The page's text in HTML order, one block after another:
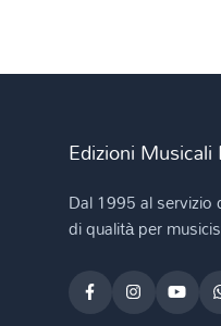
Edizioni Musicali
Dal 1995 al servizio
di qualità per